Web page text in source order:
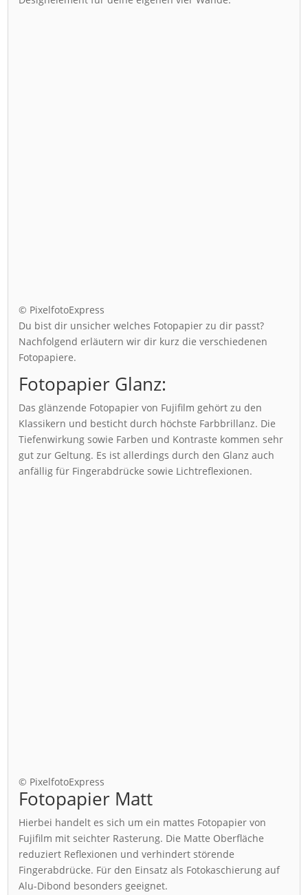
© PixelfotoExpress
Du bist dir unsicher welches Fotopapier zu dir passt?
Nachfolgend erläutern wir dir kurz die verschiedenen
Fotopapiere.
Fotopapier Glanz:
Das glänzende Fotopapier von Fujifilm gehört zu den
Klassikern und besticht durch höchste Farbbrillanz. Die
Tiefenwirkung sowie Farben und Kontraste kommen sehr
gut zur Geltung. Es ist allerdings durch den Glanz auch
anfällig für Fingerabdrücke sowie Lichtreflexionen.
© PixelfotoExpress
Fotopapier Matt
Hierbei handelt es sich um ein mattes Fotopapier von
Fujifilm mit seichter Rasterung. Die Matte Oberfläche
reduziert Reflexionen und verhindert störende
Fingerabdrücke. Für den Einsatz als Fotokaschierung auf
Alu-Dibond besonders geeignet.